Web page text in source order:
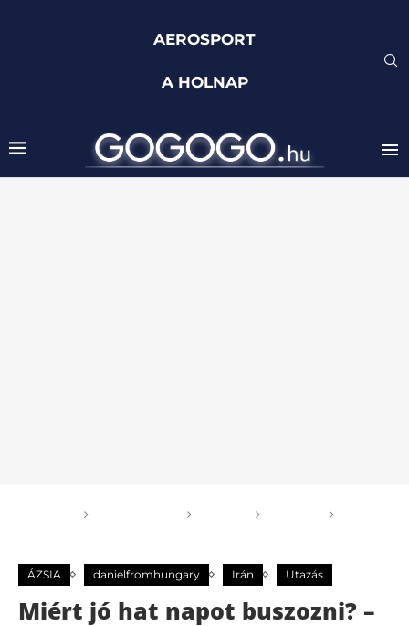
AEROSPORT
A HOLNAP
ÁZSIA danielfromhungary Irán Utazás
Miért jó hat napot buszozni? –